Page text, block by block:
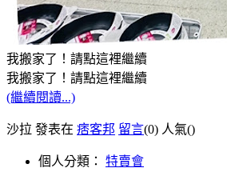
我搬家了！請點這裡繼續
我搬家了！請點這裡繼續
(繼續閱讀...)
沙拉 發表在 痞客邦 留言(0) 人氣()
個人分類： 特賣會